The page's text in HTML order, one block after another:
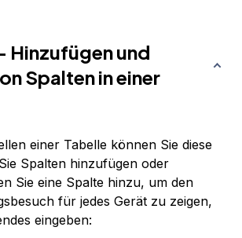
Hinzufügen und
Spalten in einer
einer Tabelle können Sie diese
Spalten hinzufügen oder
Sie eine Spalte hinzu, um den
für jedes Gerät zu zeigen,
eingeben: